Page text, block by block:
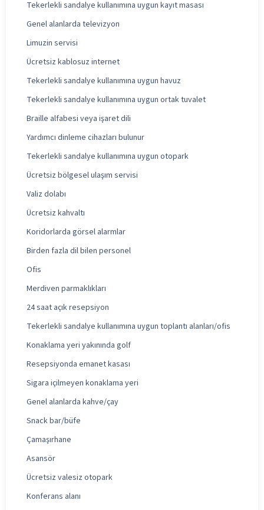
Tekerlekli sandalye kullanımına uygun kayıt masası
Genel alanlarda televizyon
Limuzin servisi
Ücretsiz kablosuz internet
Tekerlekli sandalye kullanımına uygun havuz
Tekerlekli sandalye kullanımına uygun ortak tuvalet
Braille alfabesi veya işaret dili
Yardımcı dinleme cihazları bulunur
Tekerlekli sandalye kullanımına uygun otopark
Ücretsiz bölgesel ulaşım servisi
Valiz dolabı
Ücretsiz kahvaltı
Koridorlarda görsel alarmlar
Birden fazla dil bilen personel
Ofis
Merdiven parmaklıkları
24 saat açık resepsiyon
Tekerlekli sandalye kullanımına uygun toplantı alanları/ofis
Konaklama yeri yakınında golf
Resepsiyonda emanet kasası
Sigara içilmeyen konaklama yeri
Genel alanlarda kahve/çay
Snack bar/büfe
Çamaşırhane
Asansör
Ücretsiz valesiz otopark
Konferans alanı